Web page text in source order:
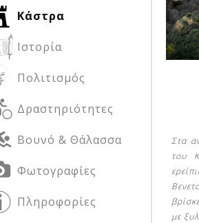
μας:
μας:
μας:
Κάστρα
Ιστορία
Πολιτισμός
Δραστηριότητες
Βουνό & Θάλασσα
Φωτογραφίες
Πληροφορίες
Στα
του
με